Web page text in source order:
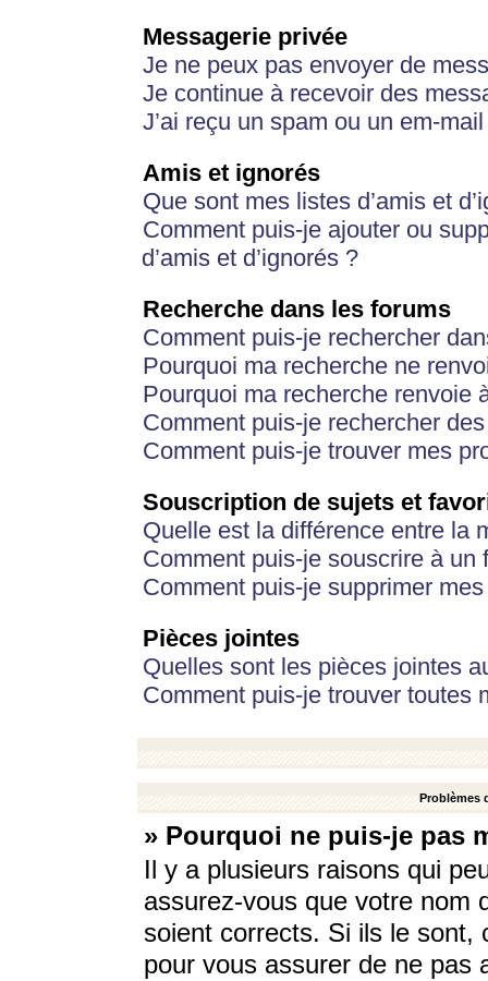
Messagerie privée
Je ne peux pas envoyer de
Je continue à recevoir des
J’ai reçu un spam ou un em-
Amis et ignorés
Que sont mes listes d’amis et
Comment puis-je ajouter ou
d’amis et d’ignorés ?
Recherche dans les forums
Comment puis-je rechercher
Pourquoi ma recherche ne
Pourquoi ma recherche renvoie
Comment puis-je rechercher
Comment puis-je trouver mes
Souscription de sujets et
Quelle est la différence entre la
Comment puis-je souscrire à
Comment puis-je supprimer
Pièces jointes
Quelles sont les pièces jointes
Comment puis-je trouver toutes
Problèmes
» Pourquoi ne puis-je pas
Il y a plusieurs raisons qui
assurez-vous que votre nom
soient corrects. Si ils le sont,
pour vous assurer de ne pas